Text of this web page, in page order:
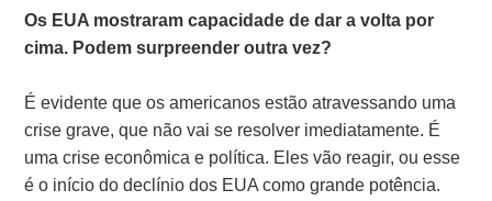
Os EUA mostraram capacidade de dar a volta por
cima. Podem surpreender outra vez?
É evidente que os americanos estão atravessando uma
crise grave, que não vai se resolver imediatamente. É
uma crise econômica e política. Eles vão reagir, ou esse
é o início do declínio dos EUA como grande potência.